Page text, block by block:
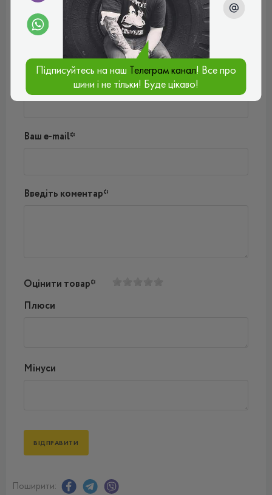
Відгуки (0)
Поки немає коментарів
Написати коментар
Ім'я*
Ваш e-mail*
Введіть коментар*
Оцінити товар*
Плюси
Мінуси
Поширити:
Підписуйтесь на наш Телеграм канал! Все про
шини і не тільки! Буде цікаво!